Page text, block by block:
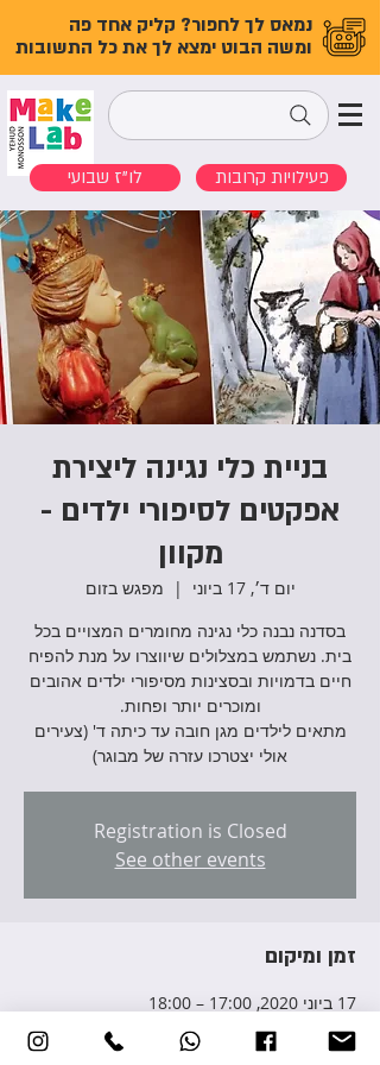
נמאס לך לחפור? קליק אחד פה
ומשה הבוט ימצא לך את כל התשובות
לו"ז שבועי פעילויות קרובות
בניית כלי נגינה ליצירת
אפקטים לסיפורי ילדים -
מקוון
יום ד׳, 17 ביוני
  |
מפגש בזום
בסדנה נבנה כלי נגינה מחומרים המצויים בכל
בית. נשתמש במצלולים שיווצרו על מנת להפיח
חיים בדמויות ובסצינות מסיפורי ילדים אהובים
מתאים לילדים מגן חובה עד כיתה ד' (צעירים
אולי יצטרכו עזרה של מבוגר)
Registration is Closed
See other events
זמן ומיקום
17 ביוני 2020, 17:00 – 18:00
מפגש בזום